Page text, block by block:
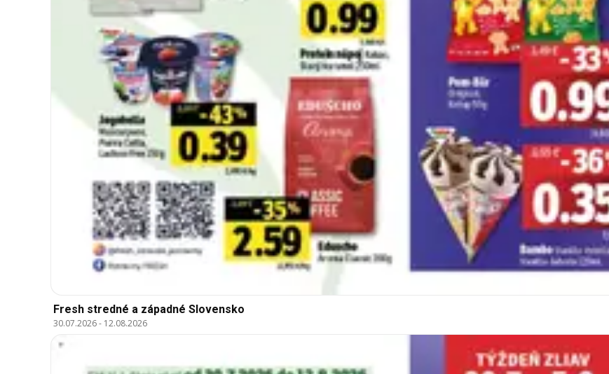
Fresh stredné a západné Slovensko
30.07.2026- 12.08.2026